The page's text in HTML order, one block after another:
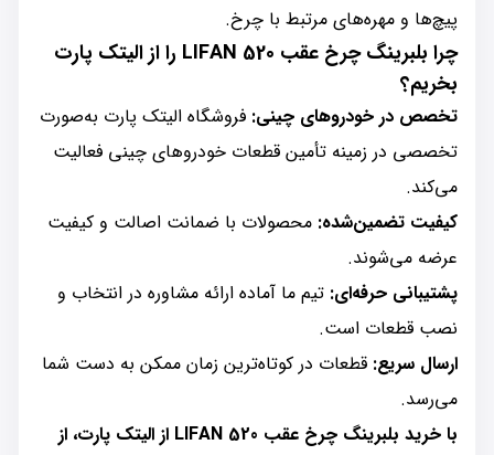
پیچ‌ها و مهره‌های مرتبط با چرخ.
چرا بلبرینگ چرخ عقب LIFAN 520 را از الیتک پارت
بخریم؟
تخصص در خودروهای چینی: فروشگاه الیتک پارت به‌صورت
تخصصی در زمینه تأمین قطعات خودروهای چینی فعالیت
می‌کند.
کیفیت تضمین‌شده: محصولات با ضمانت اصالت و کیفیت
عرضه می‌شوند.
پشتیبانی حرفه‌ای: تیم ما آماده ارائه مشاوره در انتخاب و
نصب قطعات است.
ارسال سریع: قطعات در کوتاه‌ترین زمان ممکن به دست شما
می‌رسد.
با خرید بلبرینگ چرخ عقب LIFAN 520 از الیتک پارت، از